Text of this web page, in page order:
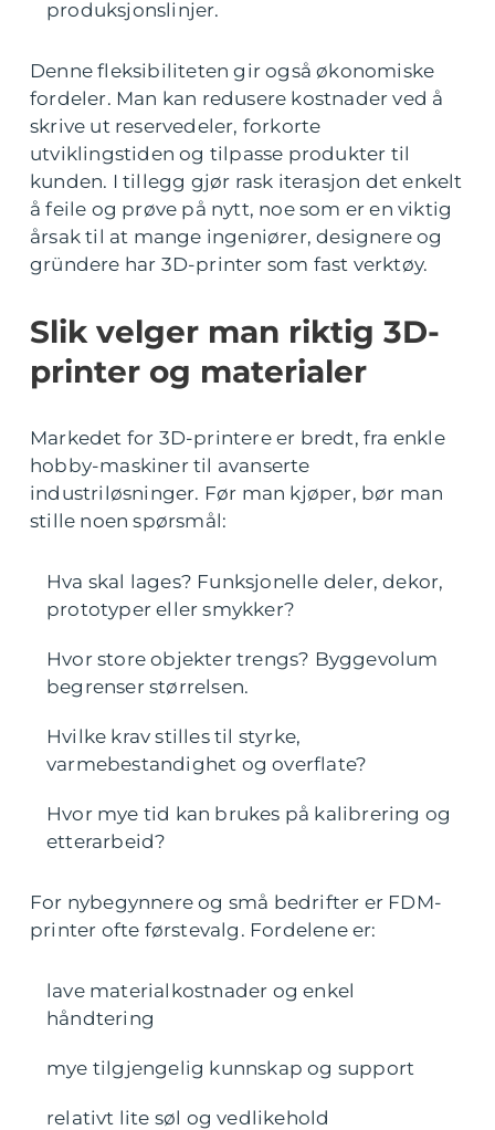
produksjonslinjer.
Denne fleksibiliteten gir også økonomiske
fordeler. Man kan redusere kostnader ved å
skrive ut reservedeler, forkorte
utviklingstiden og tilpasse produkter til
kunden. I tillegg gjør rask iterasjon det enkelt
å feile og prøve på nytt, noe som er en viktig
årsak til at mange ingeniører, designere og
gründere har 3D-printer som fast verktøy.
Slik velger man riktig 3D-
printer og materialer
Markedet for 3D-printere er bredt, fra enkle
hobby-maskiner til avanserte
industriløsninger. Før man kjøper, bør man
stille noen spørsmål:
Hva skal lages? Funksjonelle deler, dekor,
prototyper eller smykker?
Hvor store objekter trengs? Byggevolum
begrenser størrelsen.
Hvilke krav stilles til styrke,
varmebestandighet og overflate?
Hvor mye tid kan brukes på kalibrering og
etterarbeid?
For nybegynnere og små bedrifter er FDM-
printer ofte førstevalg. Fordelene er:
lave materialkostnader og enkel
håndtering
mye tilgjengelig kunnskap og support
relativt lite søl og vedlikehold